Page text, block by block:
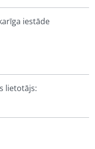
iestāde
lietotājs: